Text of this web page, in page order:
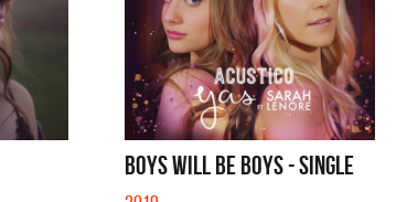
BOYS WILL BE BOYS - SINGLE